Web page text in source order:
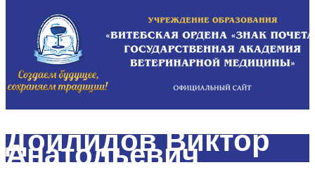
Дойлидов Виктор
Анатольевич